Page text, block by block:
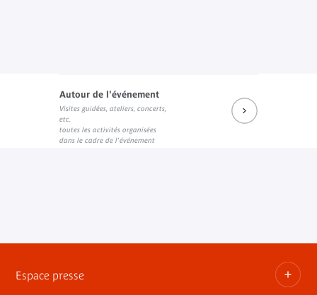
Autour de l'événement
Visites guidées, ateliers, concerts,
etc.
toutes les activités organisées
dans le cadre de l'événement
Espace presse